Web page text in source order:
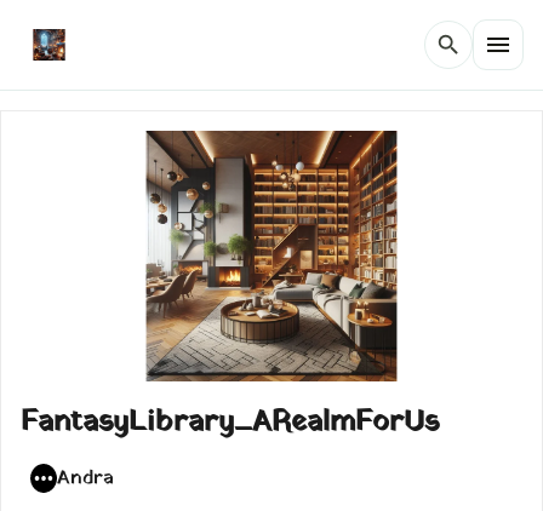
search menu
FantasyLibrary_ARealmForUs
Andra